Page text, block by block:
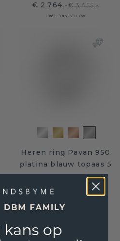
€ 2.764,-€ 3.455,-
Excl. Tax & BTW
Heren ring Pavan 950
platina blauw topaas 5
mm
€ 2.783,20 € 3.479,-
Excl. Tax & BTW
ringstijlen, van rolex
DBM FAMILY
kans op